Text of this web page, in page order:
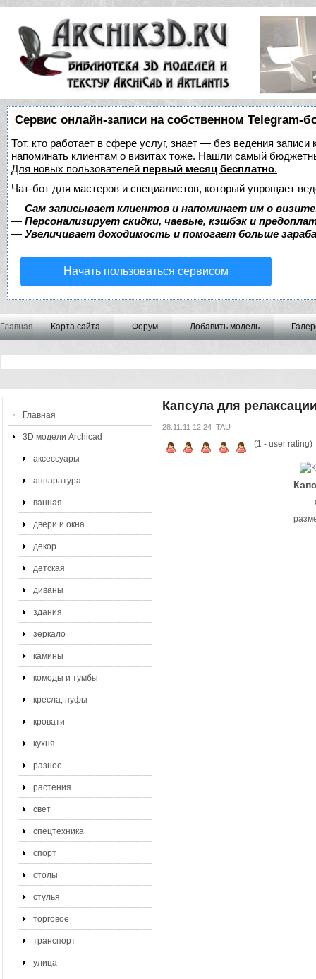
Сервис онлайн-записи на собственном Telegram-
Тот, кто работает в сфере услуг, знает — без ведения
напоминать клиентам о визитах тоже. Нашли самый
Для новых пользователей первый месяц бесплатно.
Чат-бот для мастеров и специалистов, который упрощает
— Сам записывает клиентов и напоминает им о
— Персонализирует скидки, чаевые, кэшбэк и
— Увеличивает доходимость и помогает больше
Начать пользоваться сервисом
Главная Карта сайта Форум Добавить модель
Главная
3D модели Archicad
аксессуары
аппаратура
ванная
двери и окна
декор
детская
диваны
здания
зеркало
камины
комоды и тумбы
кресла, пуфы
кровати
кухня
разное
растения
свет
спецтехника
спорт
столы
стулья
торговое
транспорт
улица
Капсула для
28.11.11 12:24 TAU
(1 - user rating)